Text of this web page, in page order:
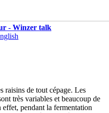
- Winzer talk
raisins de tout cépage. Les
très variables et beaucoup de
pendant la fermentation